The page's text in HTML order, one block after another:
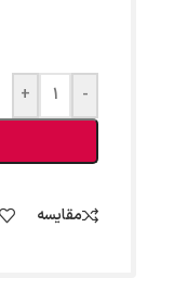
-
+
مقایسه